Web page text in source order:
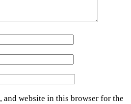
and website in this browser for the